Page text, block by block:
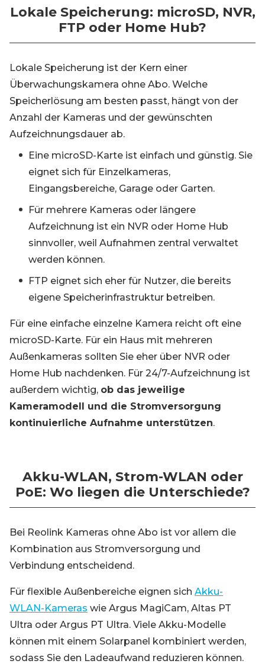
Lokale Speicherung: microSD, NVR,
FTP oder Home Hub?
Lokale Speicherung ist der Kern einer
Überwachungskamera ohne Abo. Welche
Speicherlösung am besten passt, hängt von der
Anzahl der Kameras und der gewünschten
Aufzeichnungsdauer ab.
Eine microSD-Karte ist einfach und günstig. Sie
eignet sich für Einzelkameras,
Eingangsbereiche, Garage oder Garten.
Für mehrere Kameras oder längere
Aufzeichnung ist ein NVR oder Home Hub
sinnvoller, weil Aufnahmen zentral verwaltet
werden können.
FTP eignet sich eher für Nutzer, die bereits
eigene Speicherinfrastruktur betreiben.
Für eine einfache einzelne Kamera reicht oft eine
microSD-Karte. Für ein Haus mit mehreren
Außenkameras sollten Sie eher über NVR oder
Home Hub nachdenken. Für 24/7-Aufzeichnung ist
außerdem wichtig, ob das jeweilige
Kameramodell und die Stromversorgung
kontinuierliche Aufnahme unterstützen.
Akku-WLAN, Strom-WLAN oder
PoE: Wo liegen die Unterschiede?
Bei Reolink Kameras ohne Abo ist vor allem die
Kombination aus Stromversorgung und
Verbindung entscheidend.
Für flexible Außenbereiche eignen sich Akku-
WLAN-Kameras wie Argus MagiCam, Altas PT
Ultra oder Argus PT Ultra. Viele Akku-Modelle
können mit einem Solarpanel kombiniert werden,
sodass Sie den Ladeaufwand reduzieren können.